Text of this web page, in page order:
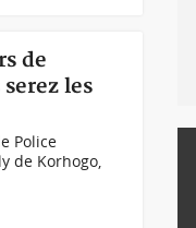
de
les
Police
de Korhogo,